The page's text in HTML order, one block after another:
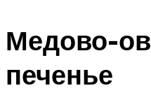
Медово-
печенье